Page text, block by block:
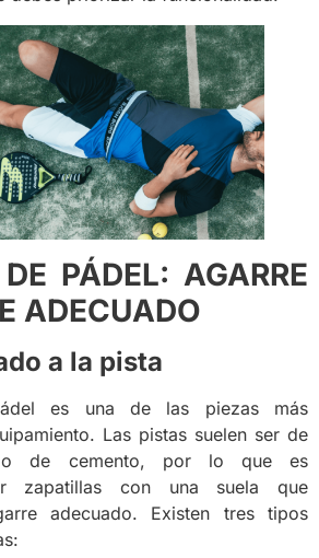
PÁDEL: AGARRE
ADECUADO
a la pista
es una de las piezas más
Las pistas suelen ser de
o de cemento, por lo que es
zapatillas con una suela que
adecuado. Existen tres tipos